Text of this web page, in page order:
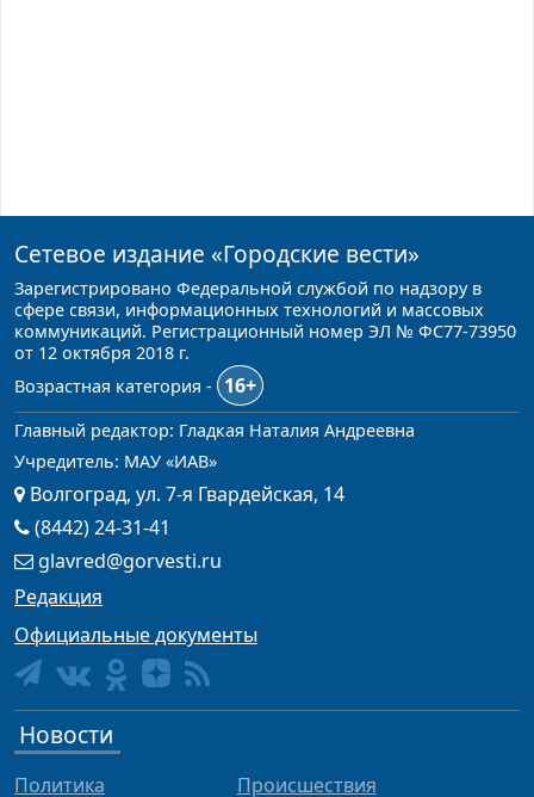
Сетевое издание «Городские вести»
Зарегистрировано Федеральной службой по надзору в
сфере связи, информационных технологий и массовых
коммуникаций. Регистрационный номер ЭЛ № ФС77-73950
от 12 октября 2018 г.
Возрастная категория -
16+
Главный редактор: Гладкая Наталия Андреевна
Учредитель: МАУ «ИАВ»
Волгоград, ул. 7-я Гвардейская, 14
(8442) 24-31-41
glavred@gorvesti.ru
Редакция
Официальные документы
Новости
Политика
Происшествия